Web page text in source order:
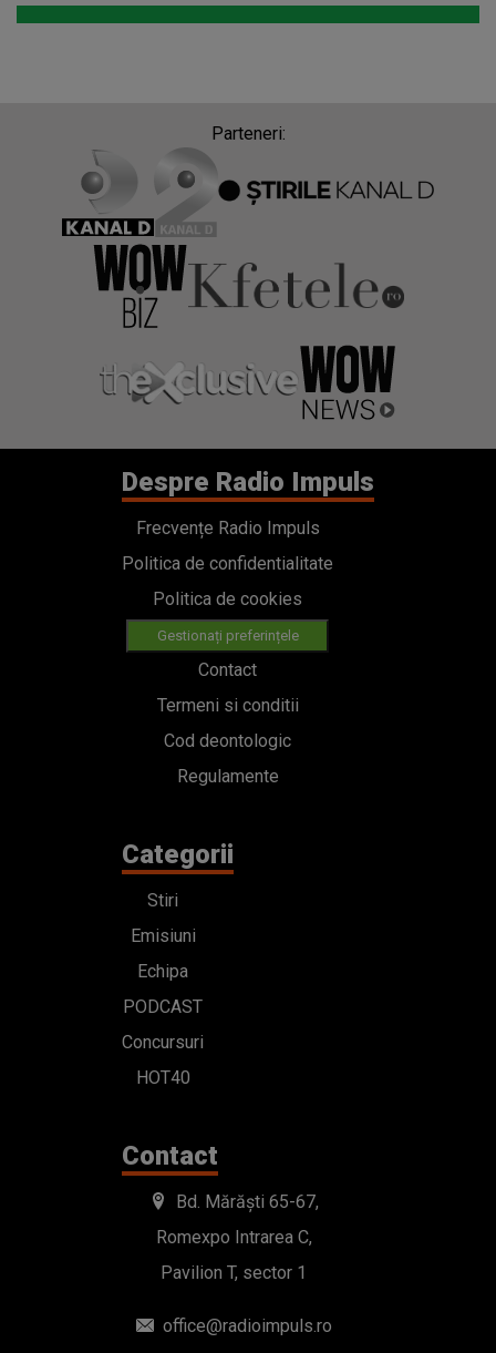
Parteneri:
Despre Radio Impuls
Frecvențe Radio Impuls
Politica de confidentialitate
Politica de cookies
Gestionați preferințele
Contact
Termeni si conditii
Cod deontologic
Regulamente
Categorii
Stiri
Emisiuni
Echipa
PODCAST
Concursuri
HOT40
Contact
Bd. Mărăști 65-67,
Romexpo Intrarea C,
Pavilion T, sector 1
office@radioimpuls.ro